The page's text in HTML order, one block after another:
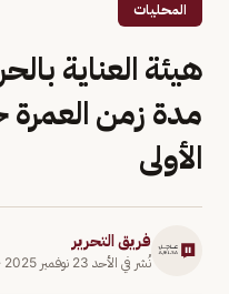
المحليات
مدة زمن
الأولى
فريق التحرير
نُشر في الأحد 23 نوفمبر 2025 ·